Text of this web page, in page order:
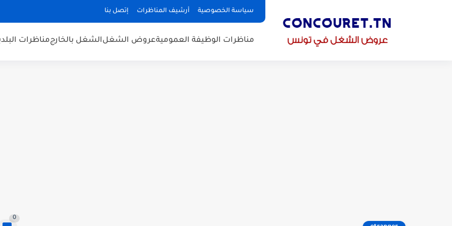
سياسة الخصوصية أرشيف المناظرات إتصل بنا
مناظرات الوظيفة العموميةعروض الشغلالشغل بالخارجمناظرات
0